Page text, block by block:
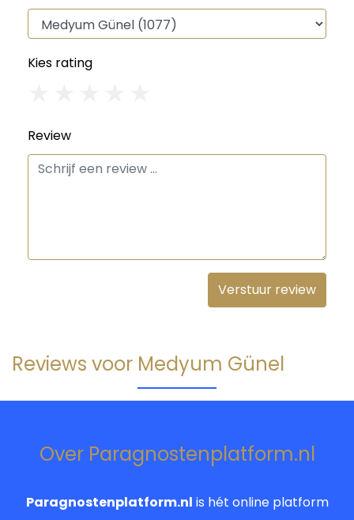
Kies rating
Review
Reviews voor Medyum Günel
Over Paragnostenplatform.nl
Paragnostenplatform.nl is hét online platform